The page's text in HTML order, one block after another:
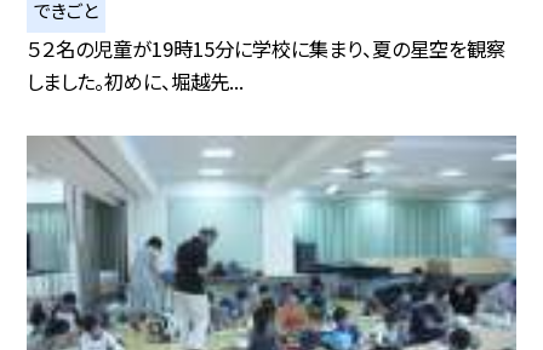
できごと
５２名の児童が19時15分に学校に集まり、夏の星空を観察
しました。初めに、堀越先...